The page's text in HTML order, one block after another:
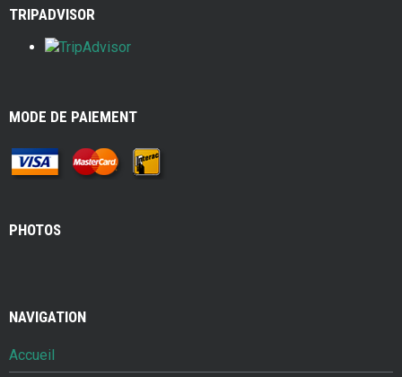
TRIPADVISOR
MODE DE PAIEMENT
PHOTOS
NAVIGATION
Accueil